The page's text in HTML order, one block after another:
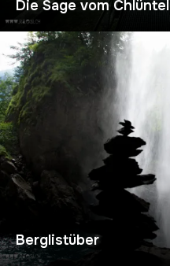
Die Sage vom Chlüntel
Berglistüber